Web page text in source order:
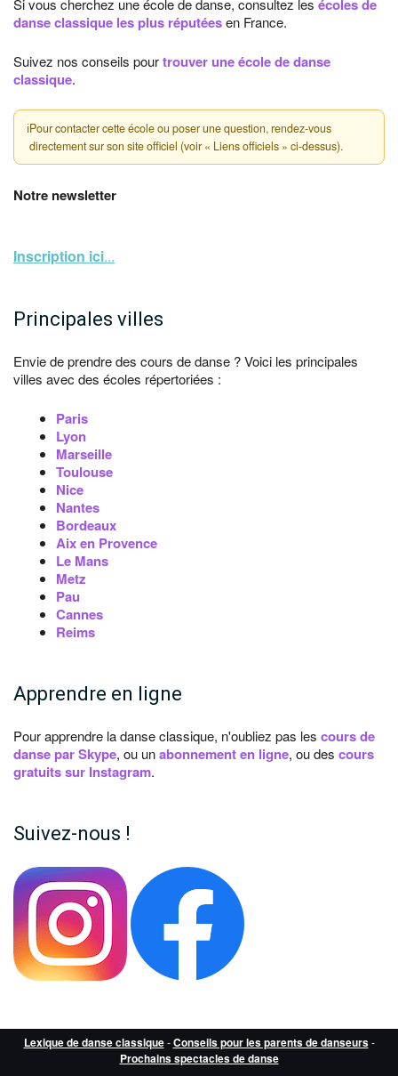
Si vous cherchez une école de danse, consultez les écoles de
danse classique les plus réputéesen France.
Suivez nos conseils pourtrouver une école de danse
classique.
ℹPour contacter cette école ou poser une question, rendez-vous
directement sur son site officiel (voir « Liens officiels » ci-dessus).
Notre newsletter
Inscription ici...
Principales villes
Envie de prendre des cours de danse ? Voici les principales
villes avec des écoles répertoriées :
Paris
Lyon
Marseille
Toulouse
Nice
Nantes
Bordeaux
Aix en Provence
Le Mans
Metz
Pau
Cannes
Reims
Apprendre en ligne
Pour apprendre la danse classique, n'oubliez pas les cours de
danse par Skype, ou unabonnement en ligne, ou des cours
gratuits sur Instagram.
Suivez-nous !
Lexique de danse classique-Conseils pour les parents de danseurs-
Prochains spectacles de danse